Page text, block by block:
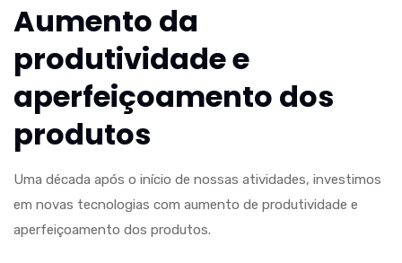
Aumento da
produtividade e
aperfeiçoamento dos
produtos
Uma década após o início de nossas atividades, investimos
em novas tecnologias com aumento de produtividade e
aperfeiçoamento dos produtos.